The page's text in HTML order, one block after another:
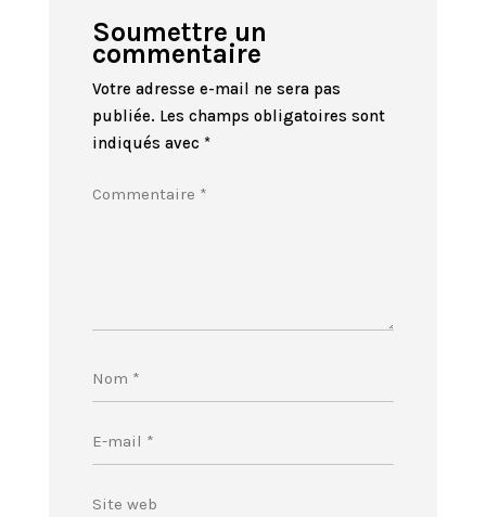
Soumettre un
commentaire
Votre adresse e-mail ne sera pas
publiée. Les champs obligatoires sont
indiqués avec *